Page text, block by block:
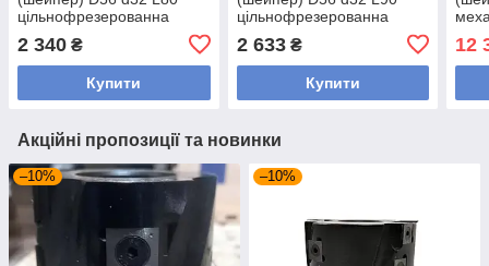
цільнофрезерованна
2 340 ₴
Купити
цільнофрезерованна
2 633₴
Купити
12
Акційні пропозиції та новинки
–10% –10%